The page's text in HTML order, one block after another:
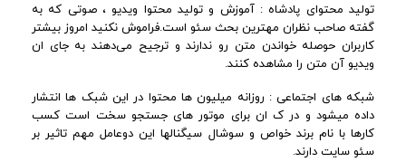
تولید محتوای پادشاه : آموزش و تولید محتوا ویدیو ، صوتی که به
گفته صاحب نظران مهترین بحث سئو است.فراموش نکنید امروز بیشتر
کاربران حوصله خواندن متن رو ندارند و ترجیح می‌دهند به جای ان
ویدیو آن متن را مشاهده کنند.
شبکه های اجتماعی : روزانه میلیون ها محتوا در این شبک ها انتشار
داده میشود و در ک ان برای موتور های جستجو سخت است کسب
کارها با نام برند خواص و سوشال سیگنالها این دوعامل مهم تاثیر بر
سئو سایت دارند.